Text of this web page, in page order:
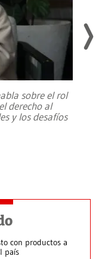
sobre el rol
derecho al
y los desafíos
con productos a
país